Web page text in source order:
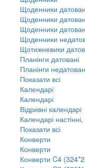
Щоденники
Щоденники
Щоденники
Щоденники
Щотижневики
Планінги датовані
Планінги
Показати всі
Календарі
Календарі
Відривні календарі
Календарі
Показати всі
Конверти
Конверти
Конверти C4